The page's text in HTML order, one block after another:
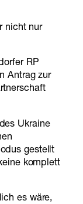
nicht nur
RP
Antrag zur
Ukraine
gestellt
komplett
es wäre,